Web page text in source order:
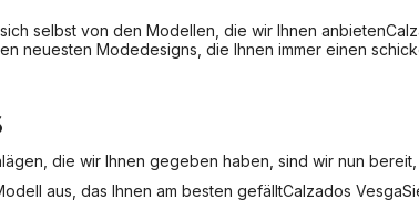
selbst von den Modellen, die wir Ihnen anbieten
neuesten Modedesigns, die Ihnen immer einen
die wir Ihnen gegeben haben, sind wir nun
aus, das Ihnen am besten gefälltCalzados Vesga